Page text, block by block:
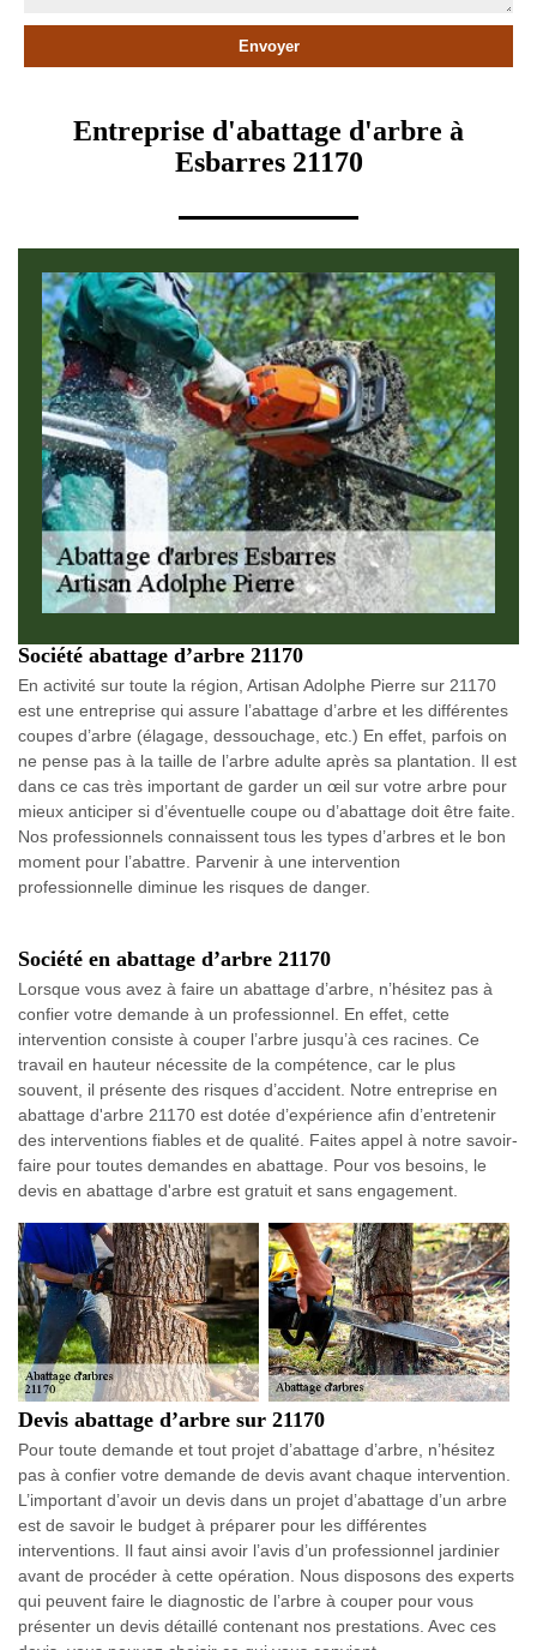
Entreprise d'abattage d'arbre à
Esbarres 21170
Société abattage d’arbre 21170
En activité sur toute la région, Artisan Adolphe Pierre sur 21170
est une entreprise qui assure l’abattage d’arbre et les différentes
coupes d’arbre (élagage, dessouchage, etc.) En effet, parfois on
ne pense pas à la taille de l’arbre adulte après sa plantation. Il est
dans ce cas très important de garder un œil sur votre arbre pour
mieux anticiper si d’éventuelle coupe ou d’abattage doit être faite.
Nos professionnels connaissent tous les types d’arbres et le bon
moment pour l’abattre. Parvenir à une intervention
professionnelle diminue les risques de danger.
Société en abattage d’arbre 21170
Lorsque vous avez à faire un abattage d’arbre, n’hésitez pas à
confier votre demande à un professionnel. En effet, cette
intervention consiste à couper l’arbre jusqu’à ces racines. Ce
travail en hauteur nécessite de la compétence, car le plus
souvent, il présente des risques d’accident. Notre entreprise en
abattage d'arbre 21170 est dotée d’expérience afin d’entretenir
des interventions fiables et de qualité. Faites appel à notre savoir-
faire pour toutes demandes en abattage. Pour vos besoins, le
devis en abattage d'arbre est gratuit et sans engagement.
Devis abattage d’arbre sur 21170
Pour toute demande et tout projet d’abattage d’arbre, n’hésitez
pas à confier votre demande de devis avant chaque intervention.
L’important d’avoir un devis dans un projet d’abattage d’un arbre
est de savoir le budget à préparer pour les différentes
interventions. Il faut ainsi avoir l’avis d’un professionnel jardinier
avant de procéder à cette opération. Nous disposons des experts
qui peuvent faire le diagnostic de l’arbre à couper pour vous
présenter un devis détaillé contenant nos prestations. Avec ces